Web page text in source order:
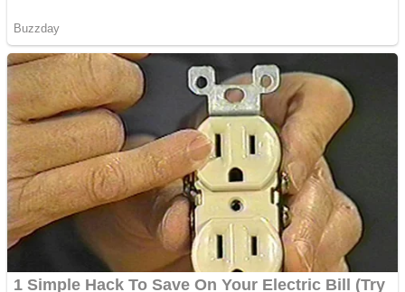
Curatare canapele
Bucuresti. Curatare
profesionala